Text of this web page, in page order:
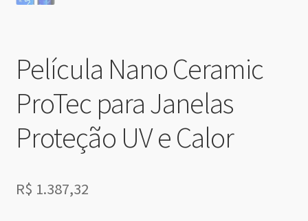
Película Nano Ceramic
ProTec para Janelas
Proteção UV e Calor
R$ 1.387,32